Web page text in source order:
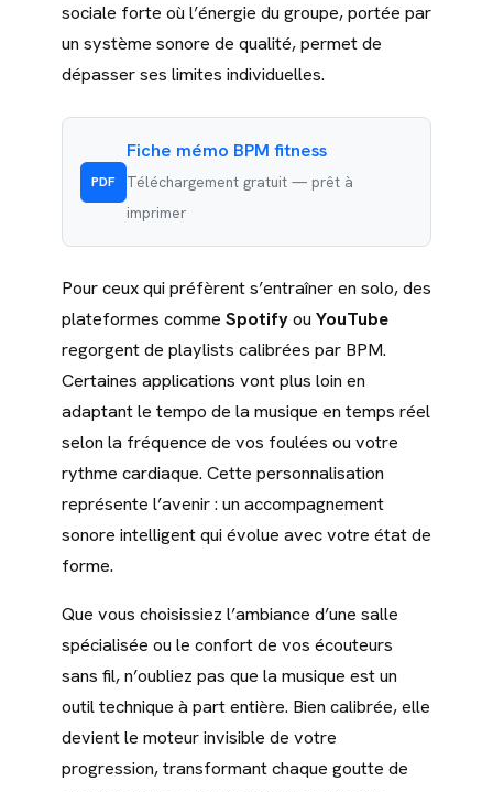
sociale forte où l’énergie du groupe, portée par
un système sonore de qualité, permet de
dépasser ses limites individuelles.
PDF
Fiche mémo BPM fitness
Téléchargement gratuit — prêt à
imprimer
Pour ceux qui préfèrent s’entraîner en solo, des
plateformes comme Spotifyou YouTube
regorgent de playlists calibrées par BPM.
Certaines applications vont plus loin en
adaptant le tempo de la musique en temps réel
selon la fréquence de vos foulées ou votre
rythme cardiaque. Cette personnalisation
représente l’avenir : un accompagnement
sonore intelligent qui évolue avec votre état de
forme.
Que vous choisissiez l’ambiance d’une salle
spécialisée ou le confort de vos écouteurs
sans fil, n’oubliez pas que la musique est un
outil technique à part entière. Bien calibrée, elle
devient le moteur invisible de votre
progression, transformant chaque goutte de